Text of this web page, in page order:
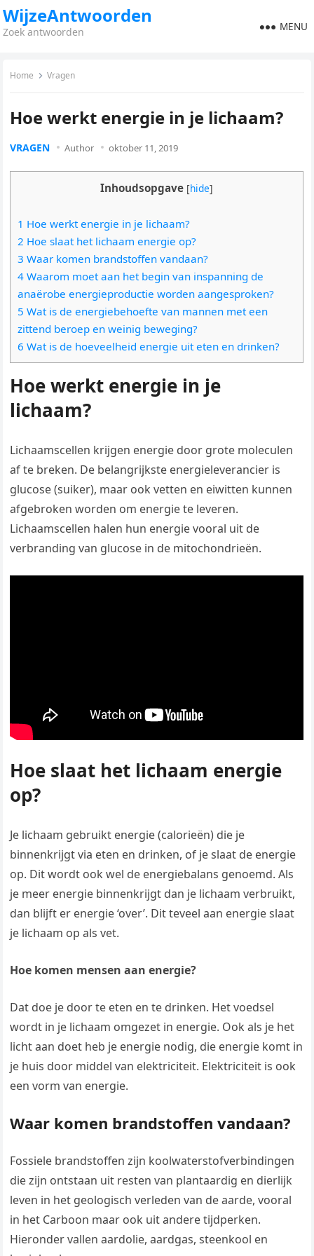
WijzeAntwoorden
Zoek antwoorden MENU
Home Vragen
Hoe werkt energie in je lichaam?
VRAGEN Author oktober 11, 2019
Inhoudsopgave [hide]
1 Hoe werkt energie in je lichaam?
2 Hoe slaat het lichaam energie op?
3 Waar komen brandstoffen vandaan?
4 Waarom moet aan het begin van inspanning de
anaërobe energieproductie worden aangesproken?
5 Wat is de energiebehoefte van mannen met een
zittend beroep en weinig beweging?
6 Wat is de hoeveelheid energie uit eten en drinken?
Hoe werkt energie in je
lichaam?
Lichaamscellen krijgen energie door grote moleculen
af te breken. De belangrijkste energieleverancier is
glucose (suiker), maar ook vetten en eiwitten kunnen
afgebroken worden om energie te leveren.
Lichaamscellen halen hun energie vooral uit de
verbranding van glucose in de mitochondrieën.
Hoe slaat het lichaam energie
op?
Je lichaam gebruikt energie (calorieën) die je
binnenkrijgt via eten en drinken, of je slaat de energie
op. Dit wordt ook wel de energiebalans genoemd. Als
je meer energie binnenkrijgt dan je lichaam verbruikt,
dan blijft er energie ‘over’. Dit teveel aan energie slaat
je lichaam op als vet.
Hoe komen mensen aan energie?
Dat doe je door te eten en te drinken. Het voedsel
wordt in je lichaam omgezet in energie. Ook als je het
licht aan doet heb je energie nodig, die energie komt in
je huis door middel van elektriciteit. Elektriciteit is ook
een vorm van energie.
Waar komen brandstoffen vandaan?
Fossiele brandstoffen zijn koolwaterstofverbindingen
die zijn ontstaan uit resten van plantaardig en dierlijk
leven in het geologisch verleden van de aarde, vooral
in het Carboon maar ook uit andere tijdperken.
Hieronder vallen aardolie, aardgas, steenkool en